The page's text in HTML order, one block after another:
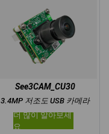
See3CAM_CU30
3.4MP 저조도 USB 카메라
더 많이 알아보세
요